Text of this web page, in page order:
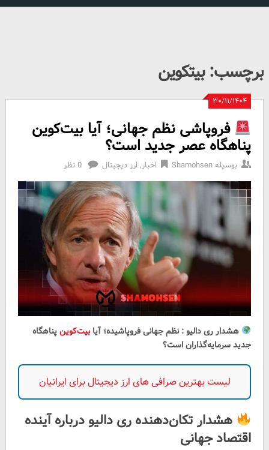
برچسب:بیتکوین
۳۰/۱۱/۱۴۰۴
فروپاشی نظم جهانی؛ آیا بیت‌کوین
پناهگاه عصر جدید است؟
بوسیلهShamohsen اخبار, ارز دیجیتال 0 نظر
هشدار ری دالیو : نظم جهانی فروپاشیده؛ آیابیت‌کوینپناهگاه
جدید سرمایه‌گذاران است؟
لیست بهترین صرافی های ارز دیجیتال برای ایرانیان
هشدار تکان‌دهنده ری دالیو درباره آینده
اقتصاد جهانی